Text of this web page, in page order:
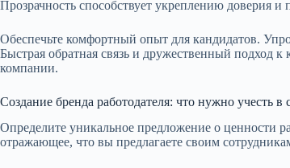
Прозрачность способствует укреплению доверия
Обеспечьте комфортный опыт для кандидатов.
Быстрая обратная связь и дружественный подход
компании.
Создание бренда работодателя: что нужно учесть в
Определите уникальное предложение о ценности
отражающее, что вы предлагаете своим